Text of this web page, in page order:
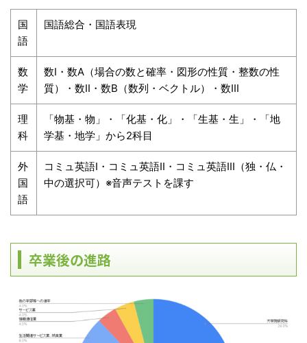
国
語
国語総合・国語表現
数
学
数I・数A（場合の数と確率・図形の性質・整数の性
質）・数II・数B（数列・ベクトル）・数III
理
科
「物基・物」・「化基・化」・「生基・生」・「地
学基・地学」から2科目
外
国
語
コミュ英語I・コミュ英語II・コミュ英語III（独・仏・
中の選択可）※音声テストを課す
卒業後の進路